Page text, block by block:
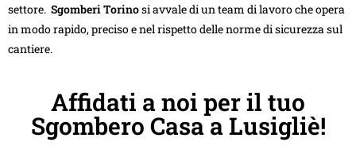
settore. Sgomberi Torinosi avvale di un team di lavoro che opera
in modo rapido, preciso e nel rispetto delle norme di sicurezza sul
cantiere.
Affidati a noi per il tuo
Sgombero Casa a Lusigliè!